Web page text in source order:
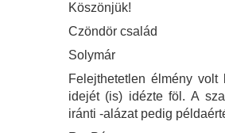
Köszönjük!
Czöndör család
Solymár
Felejthetetlen élmény
idejét (is) idézte föl. A
iránti -alázat pedig